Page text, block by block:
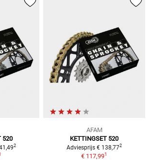
520
2
AFAM
KETTINGSET 520
Adviesprijs € 138,772
€ 117,991